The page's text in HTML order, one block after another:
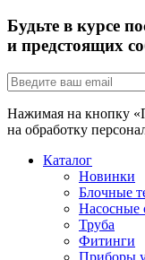
Будьте в курсе
и предстоящих
Нажимая на кнопку
на обработку
Каталог
Новинки
Блочные
Насосные
Труба
Фитинги
Приборы